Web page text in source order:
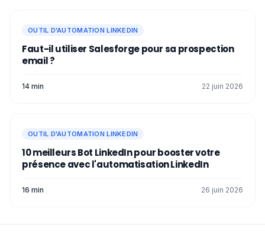
OUTIL D'AUTOMATION LINKEDIN
Faut-il utiliser Salesforge pour sa prospection
email ?
14 min 22 juin 2026
OUTIL D'AUTOMATION LINKEDIN
10 meilleurs Bot LinkedIn pour booster votre
présence avec l'automatisation LinkedIn
16 min 26 juin 2026